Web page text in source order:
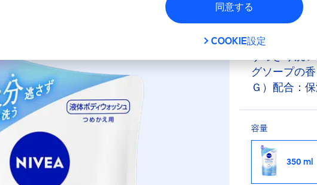
同意する
COOKIE設定
スキンケア
保水成分＊
グソープの
Ｇ）配合：
容量
350 ml